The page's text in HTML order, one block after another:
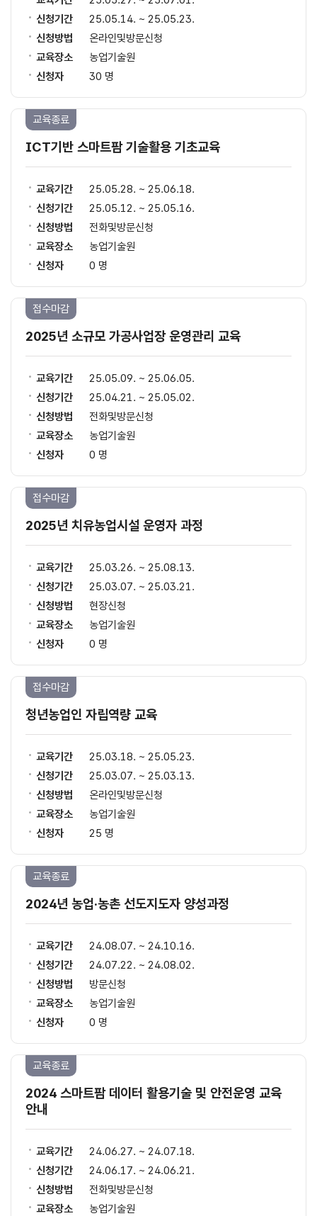
신청기간
25.05.14. ~ 25.05.23.
신청방법
온라인및방문신청
교육장소
농업기술원
신청자
30 명
ICT기반 스마트팜 기술활용 기초교육
교육종료
교육기간
25.05.28. ~ 25.06.18.
신청기간
25.05.12. ~ 25.05.16.
신청방법
전화및방문신청
교육장소
농업기술원
신청자
0 명
2025년 소규모 가공사업장 운영관리 교육
접수마감
교육기간
25.05.09. ~ 25.06.05.
신청기간
25.04.21. ~ 25.05.02.
신청방법
전화및방문신청
교육장소
농업기술원
신청자
0 명
2025년 치유농업시설 운영자 과정
접수마감
교육기간
25.03.26. ~ 25.08.13.
신청기간
25.03.07. ~ 25.03.21.
신청방법
현장신청
교육장소
농업기술원
신청자
0 명
청년농업인 자립역량 교육
접수마감
교육기간
25.03.18. ~ 25.05.23.
신청기간
25.03.07. ~ 25.03.13.
신청방법
온라인및방문신청
교육장소
농업기술원
신청자
25 명
2024년 농업·농촌 선도지도자 양성과정
교육종료
교육기간
24.08.07. ~ 24.10.16.
신청기간
24.07.22. ~ 24.08.02.
신청방법
방문신청
교육장소
농업기술원
신청자
0 명
2024 스마트팜 데이터 활용기술 및 안전운영 교육
안내
교육종료
교육기간
24.06.27. ~ 24.07.18.
신청기간
24.06.17. ~ 24.06.21.
신청방법
전화및방문신청
교육장소
농업기술원